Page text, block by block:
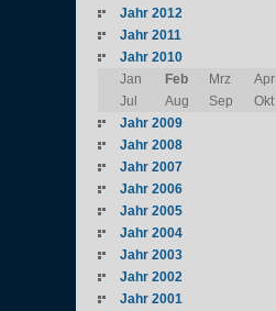
Jahr 2012
Jahr 2011
Jahr 2010
Jan
Feb Mrz Apr
Jul
Aug Sep Okt
Jahr 2009
Jahr 2008
Jahr 2007
Jahr 2006
Jahr 2005
Jahr 2004
Jahr 2003
Jahr 2002
Jahr 2001